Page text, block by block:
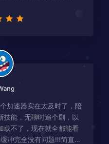
加速器实在太及时了，陪
能，无聊时追个剧，以
载不了，现在就全都能看
冲完全没有问题!!!简直救